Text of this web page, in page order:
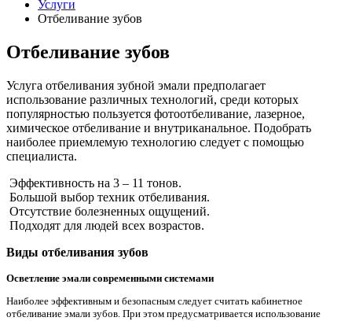
Услуги
Отбеливание зубов
Отбеливание зубов
Услуга отбеливания зубной эмали предполагает
использование различных технологий, среди которых
популярностью пользуется фотоотбеливание, лазерное,
химическое отбеливание и внутриканальное. Подобрать
наиболее приемлемую технологию следует с помощью
специалиста.
Эффективность на 3 – 11 тонов.
Большой выбор техник отбеливания.
Отсутствие болезненных ощущений.
Подходят для людей всех возрастов.
Виды отбеливания зубов
Осветление эмали современными системами
Наиболее эффективным и безопасным следует считать кабинетное
отбеливание эмали зубов. При этом предусматривается использование